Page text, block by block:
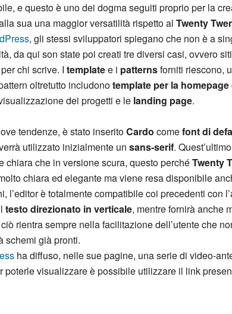
e questo è uno dei dogma seguiti proprio per la
sua una maggior versatilità rispetto al Twenty
, gli stessi sviluppatori spiegano che non è a
da qui son state poi creati tre diversi casi, ovvero
chi scrive. I templatee i patternsforniti riescono,
oltretutto includonotemplate per la homepage
dei progetti e le landing page.
tendenze, è stato inseritoCardo comefont di
utilizzato inizialmente un sans-serif. Quest’ultimo
chiara che in versione scura, questo perchéTwenty
chiara ed elegante ma viene resa disponibile
l’editor è totalmente compatibile coi precedenti con
testo direzionato in verticale, mentre fornirà anche
rientra sempre nella facilitazione dell’utente che
schemi già pronti.
ha diffuso, nelle sue pagine, una serie di video-
poterle visualizzare è possibile utilizzare il link